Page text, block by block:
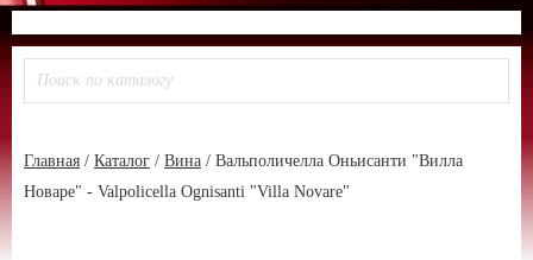
Главная / Каталог / Вина / Вальполичелла Оньисанти "Вилла
Новаре" - Valpolicella Ognisanti "Villa Novare"